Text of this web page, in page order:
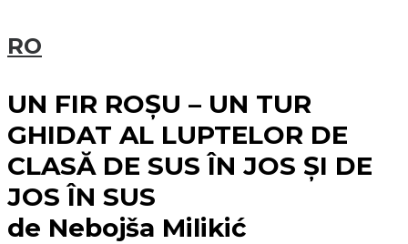
RO
UN FIR ROȘU – UN TUR
GHIDAT AL LUPTELOR DE
CLASĂ DE SUS ÎN JOS ȘI DE
JOS ÎN SUS
de Nebojša Milikić